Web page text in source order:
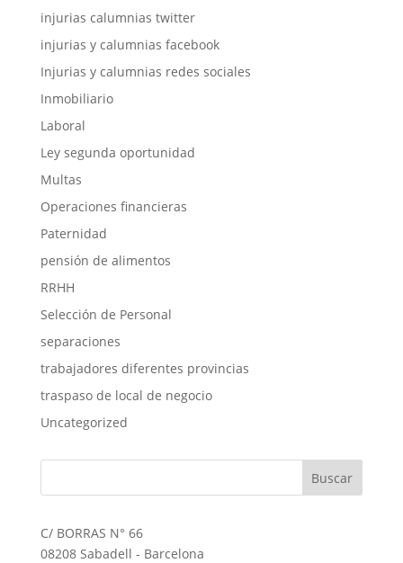
injurias calumnias twitter
injurias y calumnias facebook
Injurias y calumnias redes sociales
Inmobiliario
Laboral
Ley segunda oportunidad
Multas
Operaciones financieras
Paternidad
pensión de alimentos
RRHH
Selección de Personal
separaciones
trabajadores diferentes provincias
traspaso de local de negocio
Uncategorized
C/ BORRAS N° 66
08208 Sabadell - Barcelona